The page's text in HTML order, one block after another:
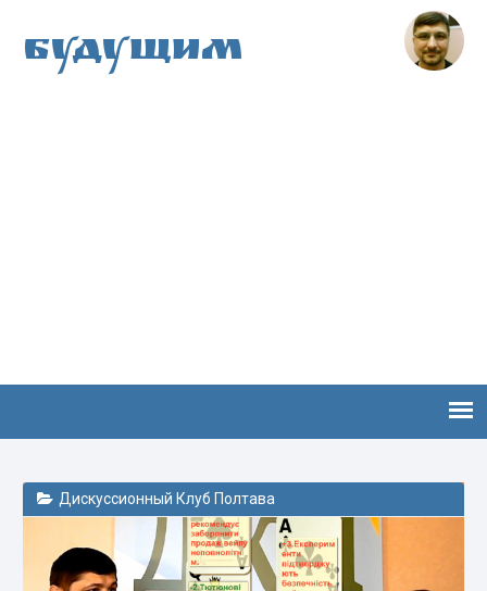
Будущим
Дискуссионный Клуб Полтава